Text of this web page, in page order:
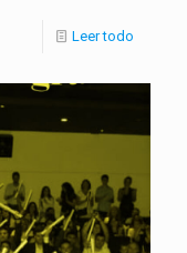
Leer todo